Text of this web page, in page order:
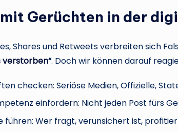
Gerüchten in der
Shares und Retweets verbreiten sich
verstorben“. Doch wir können darauf
checken: Seriöse Medien, Offizielle,
einfordern: Nicht jeden Post fürs
führen: Wer fragt, verunsichert ist,